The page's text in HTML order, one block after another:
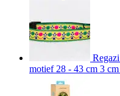
motief 28 - 43 cm 3 cm